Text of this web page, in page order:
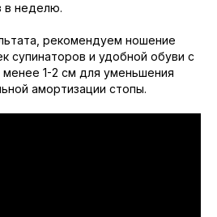
в неделю.
рекомендуем ношение
супинаторов и удобной обуви с
1-2 см для уменьшения
амортизации стопы.